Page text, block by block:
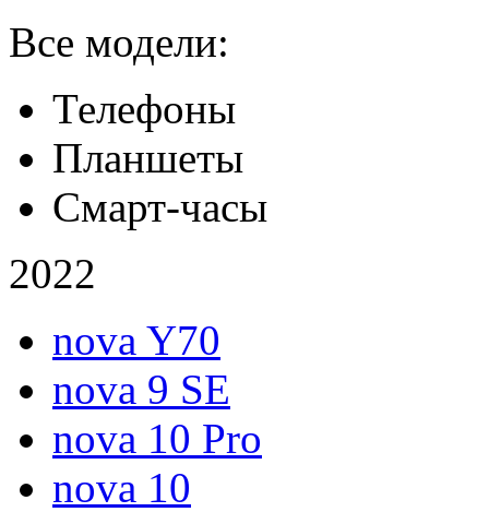
Все модели:
Телефоны
Планшеты
Смарт-часы
2022
nova Y70
nova 9 SE
nova 10 Pro
nova 10